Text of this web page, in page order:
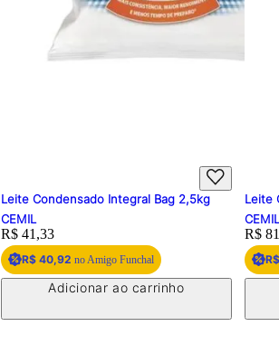
Leite Condensado Integral Bag 2,5kg
CEMIL
Price:
R$ 41,33
R$ 40,92 no Amigo Funchal
Adicionar ao carrinho
Leite
CEMIL
Price:
R$